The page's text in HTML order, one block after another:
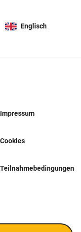
Englisch
Impressum
Cookies
Teilnahmebedingungen